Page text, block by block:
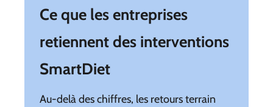
Ce que les entreprises
retiennent des interventions
SmartDiet
Au-delà des chiffres, les retours terrain